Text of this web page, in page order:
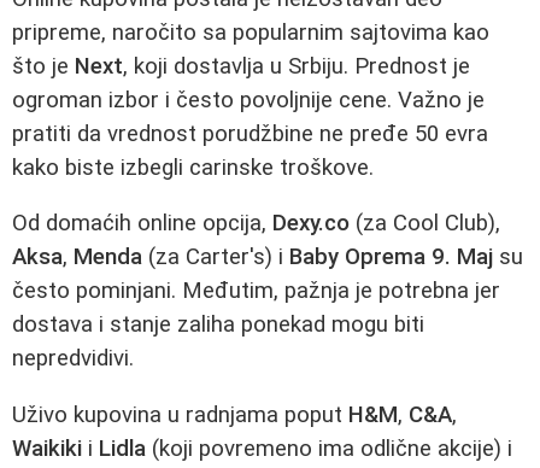
pripreme, naročito sa popularnim sajtovima kao
što je Next, koji dostavlja u Srbiju. Prednost je
ogroman izbor i često povoljnije cene. Važno je
pratiti da vrednost porudžbine ne pređe 50 evra
kako biste izbegli carinske troškove.
Od domaćih online opcija, Dexy.co (za Cool Club),
Aksa, Menda (za Carter's) i Baby Oprema 9. Maj su
često pominjani. Međutim, pažnja je potrebna jer
dostava i stanje zaliha ponekad mogu biti
nepredvidivi.
Uživo kupovina u radnjama poput H&M, C&A,
Waikiki i Lidla (koji povremeno ima odlične akcije) i